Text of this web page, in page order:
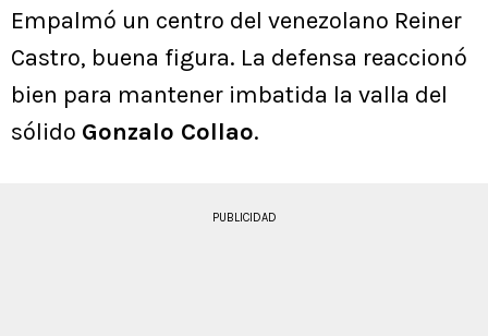
Empalmó un centro del venezolano Reiner
Castro, buena figura. La defensa reaccionó
bien para mantener imbatida la valla del
sólido Gonzalo Collao.
PUBLICIDAD